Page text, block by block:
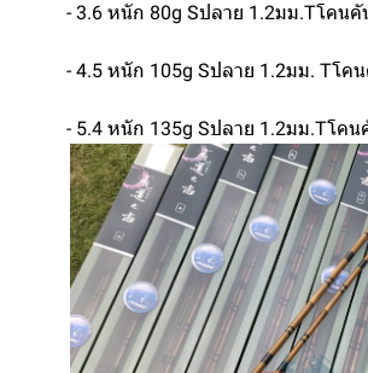
- 3.6 หนัก 80g Sปลาย 1.2มม.Tโคนคั
- 4.5 หนัก 105g Sปลาย 1.2มม. Tโค
- 5.4 หนัก 135g Sปลาย 1.2มม.Tโคน